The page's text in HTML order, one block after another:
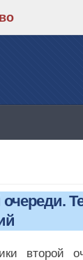
второй